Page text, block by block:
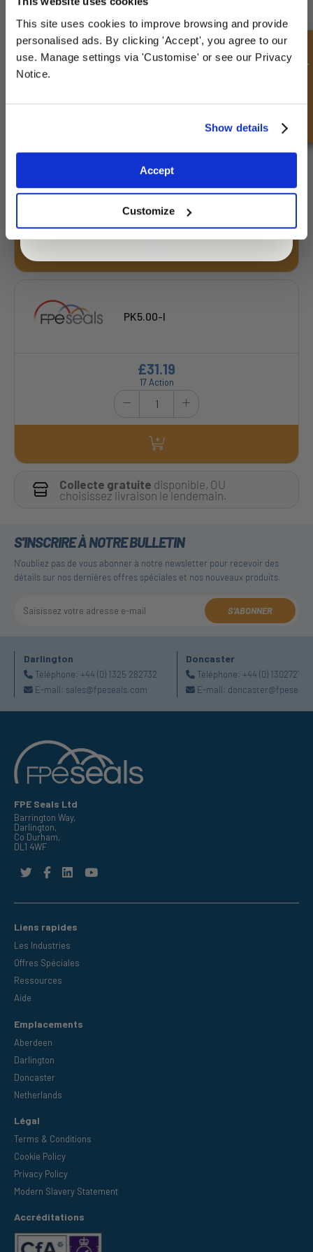
This site uses cookies to improve browsing and provide
personalised ads. By clicking 'Accept', you agree to our
use. Manage settings via 'Customise' or see our Privacy
Notice.
Show details
Accept
Customize
433 Action
£15.20
PK5.00-I
17 Action
£31.19
Collecte gratuite disponible, OU
choisissez livraison le lendemain.
S'INSCRIRE À NOTRE BULLETIN
N'oubliez pas de vous abonner à notre newsletter pour recevoir des
détails sur nos dernières offres spéciales et nos nouveaux produits.
S'ABONNER
Darlington
Téléphone: +44 (0) 1325 282732
E-mail: sales@fpeseals.com
Doncaster
Téléphone: +44 (0)
E-mail:
FPE Seals Ltd
Barrington Way,
Darlington,
Co Durham,
DL1 4WF
Liens rapides
Les Industries
Offres Spéciales
Ressources
Aide
Emplacements
Aberdeen
Darlington
Doncaster
Netherlands
Légal
Terms & Conditions
Cookie Policy
Privacy Policy
Modern Slavery Statement
Accréditations
Demande rapide
Sign up for special offers and exclusive
deals
By entering your email address you are agreeing to our
privacy policy.